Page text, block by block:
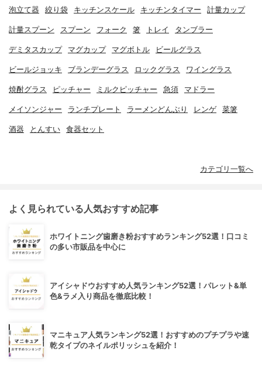
泡立て器 絞り袋 キッチンスケール キッチンタイマー 計量カップ
計量スプーン スプーン フォーク 箸 トレイ タンブラー
デミタスカップ マグカップ マグボトル ビールグラス
ビールジョッキ ブランデーグラス ロックグラス ワイングラス
焼酎グラス ピッチャー ミルクピッチャー 急須 マドラー
メイソンジャー ランチプレート ラーメンどんぶり レンゲ 菜箸
酒器 とんすい 食器セット
カテゴリ一覧へ
よく見られている人気おすすめ記事
ホワイトニング歯磨き粉おすすめランキング52選！口コミ
の多い市販品を中心に
アイシャドウおすすめ人気ランキング52選！パレット&単
色&ラメ入り商品を徹底比較！
マニキュア人気ランキング52選！おすすめのプチプラや速
乾タイプのネイルポリッシュを紹介！